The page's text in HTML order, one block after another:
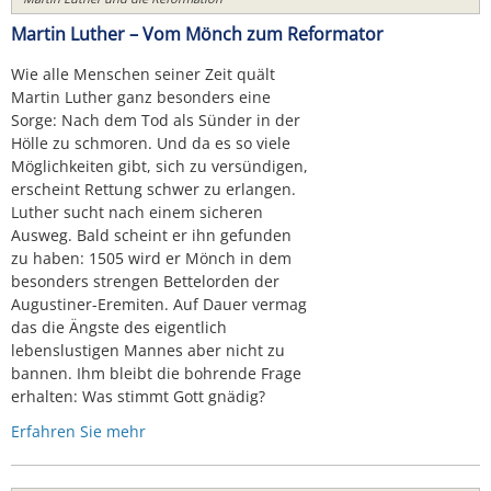
Martin Luther – Vom Mönch zum Reformator
Wie alle Menschen seiner Zeit quält
Martin Luther ganz besonders eine
Sorge: Nach dem Tod als Sünder in der
Hölle zu schmoren. Und da es so viele
Möglichkeiten gibt, sich zu versündigen,
erscheint Rettung schwer zu erlangen.
Luther sucht nach einem sicheren
Ausweg. Bald scheint er ihn gefunden
zu haben: 1505 wird er Mönch in dem
besonders strengen Bettelorden der
Augustiner-Eremiten. Auf Dauer vermag
das die Ängste des eigentlich
lebenslustigen Mannes aber nicht zu
bannen. Ihm bleibt die bohrende Frage
erhalten: Was stimmt Gott gnädig?
Erfahren Sie mehr